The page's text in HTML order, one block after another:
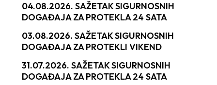
04.08.2026. SAŽETAK SIGURNOSNIH
DOGAĐAJA ZA PROTEKLA 24 SATA
03.08.2026. SAŽETAK SIGURNOSNIH
DOGAĐAJA ZA PROTEKLI VIKEND
31.07.2026. SAŽETAK SIGURNOSNIH
DOGAĐAJA ZA PROTEKLA 24 SATA